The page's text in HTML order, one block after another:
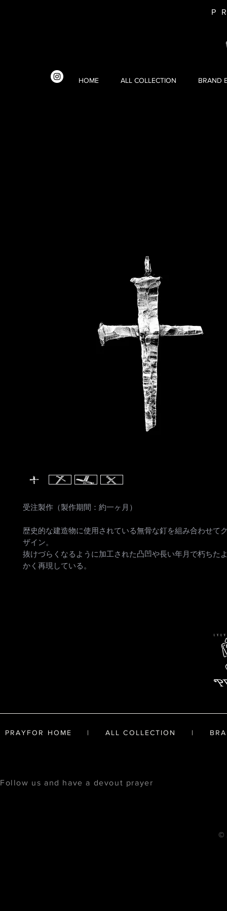
HOME ALL COLLECTION BRAND
受注製作（製作期間：約一ヶ月）
歴史的な建造物に使用されている無骨な釘を組み合わせて
ザイン。
抜けづらくなるように加工された凸凹や長い年月で朽ちた
かく再現している。
PRAYFOR HOME |ALL COLLECTION |
Follow us and have a devout prayer
©